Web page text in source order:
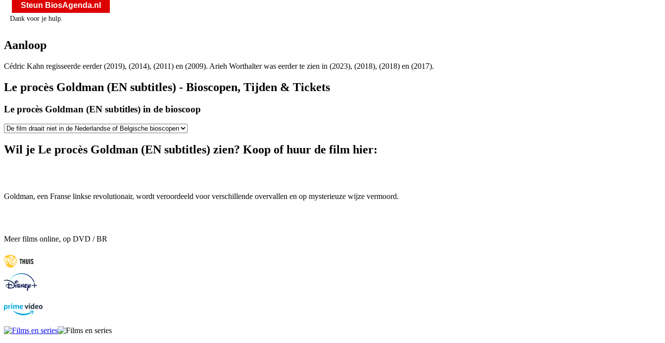
Steun BiosAgenda.nl
Dank voor je hulp.
Aanloop
Cédric Kahn regisseerde eerder(2019), (2014), (2011) en (2009). Arieh Worthalter was eerder te zien in (2023), (2018), (2018) en (2017).
Le procès Goldman (EN subtitles) - Bioscopen, Tijden & Tickets
Le procès Goldman (EN subtitles) in de bioscoop
Wil je Le procès Goldman (EN subtitles) zien? Koop of huur de film hier:
Goldman, een Franse linkse revolutionair, wordt veroordeeld voor verschillende overvallen en op mysterieuze wijze vermoord.
Meer films online, op DVD / BR